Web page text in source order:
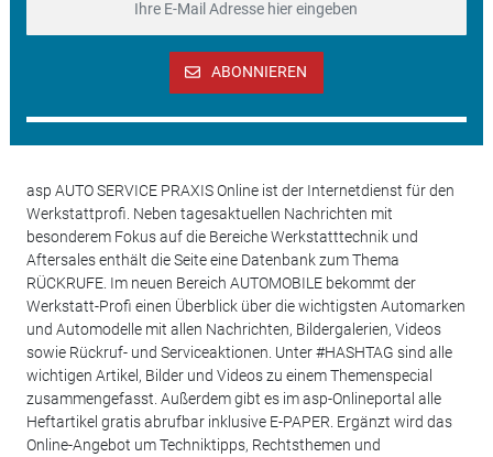
ABONNIEREN
asp AUTO SERVICE PRAXIS Online ist der Internetdienst für den
Werkstattprofi. Neben tagesaktuellen Nachrichten mit
besonderem Fokus auf die Bereiche Werkstatttechnik und
Aftersales enthält die Seite eine Datenbank zum Thema
RÜCKRUFE. Im neuen Bereich AUTOMOBILE bekommt der
Werkstatt-Profi einen Überblick über die wichtigsten Automarken
und Automodelle mit allen Nachrichten, Bildergalerien, Videos
sowie Rückruf- und Serviceaktionen. Unter #HASHTAG sind alle
wichtigen Artikel, Bilder und Videos zu einem Themenspecial
zusammengefasst. Außerdem gibt es im asp-Onlineportal alle
Heftartikel gratis abrufbar inklusive E-PAPER. Ergänzt wird das
Online-Angebot um Techniktipps, Rechtsthemen und